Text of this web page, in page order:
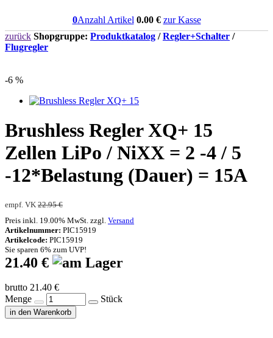
0Anzahl Artikel 0.00€ zur Kasse
zurück Shopgruppe: Produktkatalog /Regler+Schalter /
Flugregler
-6 %
Brushless Regler XQ+ 15
Zellen LiPo / NiXX = 2 -4 / 5
-12*Belastung (Dauer) = 15A
empf. VK 22.95 €
Preis inkl. 19.00% MwSt. zzgl. Versand
Artikelnummer: PIC15919
Artikelcode: PIC15919
Sie sparen 6% zum UVP!
21.40 €
brutto 21.40 €
Menge
Stück
in den Warenkorb